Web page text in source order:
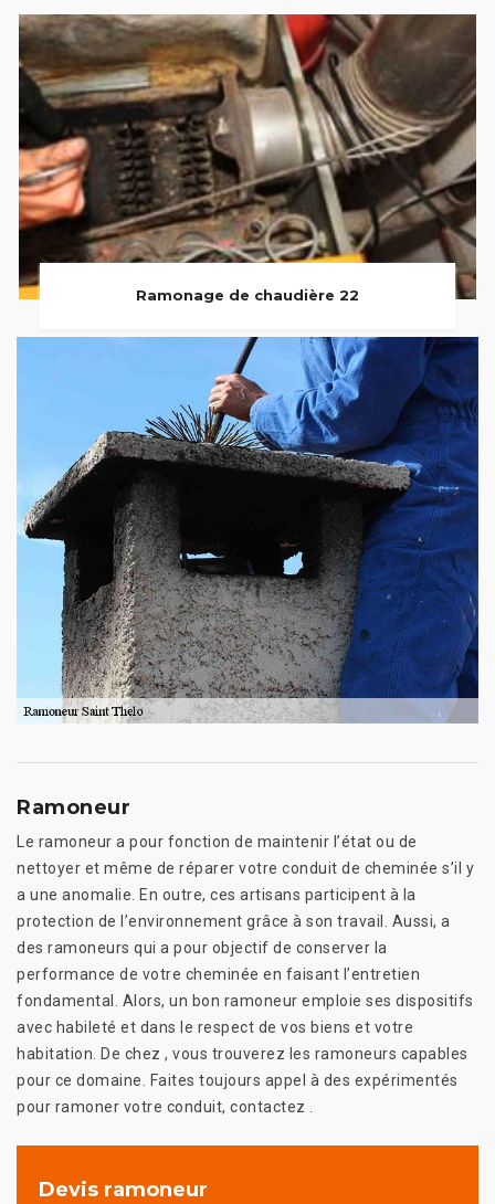
Ramonage de chaudière 22
Ramoneur
Le ramoneur a pour fonction de maintenir l’état ou de
nettoyer et même de réparer votre conduit de cheminée s’il y
a une anomalie. En outre, ces artisans participent à la
protection de l’environnement grâce à son travail. Aussi, a
des ramoneurs qui a pour objectif de conserver la
performance de votre cheminée en faisant l’entretien
fondamental. Alors, un bon ramoneur emploie ses dispositifs
avec habileté et dans le respect de vos biens et votre
habitation. De chez , vous trouverez les ramoneurs capables
pour ce domaine. Faites toujours appel à des expérimentés
pour ramoner votre conduit, contactez .
Devis ramoneur